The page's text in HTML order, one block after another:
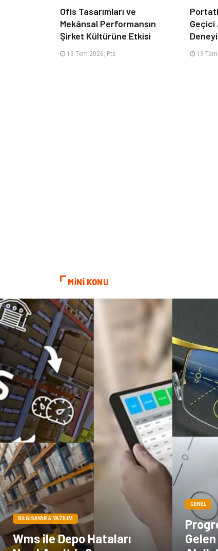
Ofis Tasarımları ve
Mekânsal Performansın
Şirket Kültürüne Etkisi
13 Tem 2026, Pts
Geçici
13
MİNİ KONU
BILGISAYAR & YAZILIM
Wms ile Depo Hataları
GENEL